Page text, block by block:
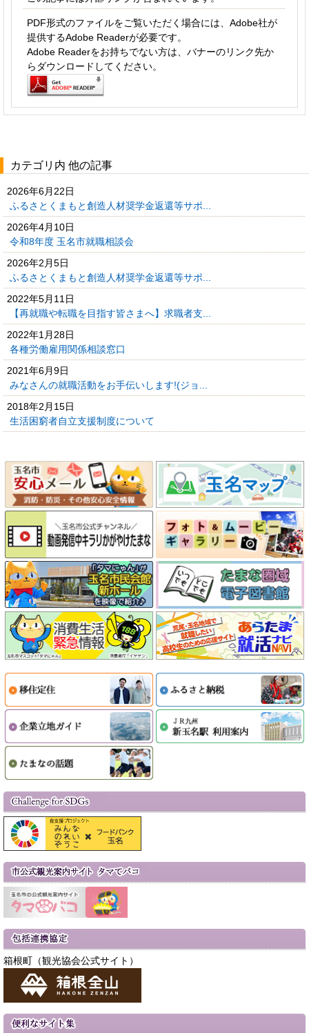
PDF形式のファイルをご覧いただく場合には、Adobe社が
提供するAdobe Readerが必要です。
Adobe Readerをお持ちでない方は、バナーのリンク先か
らダウンロードしてください。
カテゴリ内 他の記事
2026年6月22日
ふるさとくまもと創造人材奨学金返還等サポ...
2026年4月10日
令和8年度 玉名市就職相談会
2026年2月5日
ふるさとくまもと創造人材奨学金返還等サポ...
2022年5月11日
【再就職や転職を目指す皆さまへ】求職者支...
2022年1月28日
各種労働雇用関係相談窓口
2021年6月9日
みなさんの就職活動をお手伝いします!(ジョ...
2018年2月15日
生活困窮者自立支援制度について
箱根町（観光協会公式サイト）